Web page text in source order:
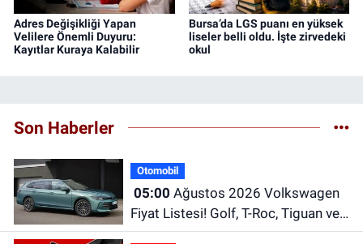
Adres Değişikliği Yapan
Velilere Önemli Duyuru:
Kayıtlar Kuraya Kalabilir
Bursa’da LGS puanı en yüksek
liseler belli oldu. İşte zirvedeki
okul
Son Haberler
Otomobil
05:00
Fiyat Listesi! Golf, T-Roc, Tiguan ve
Passat Fiyatları